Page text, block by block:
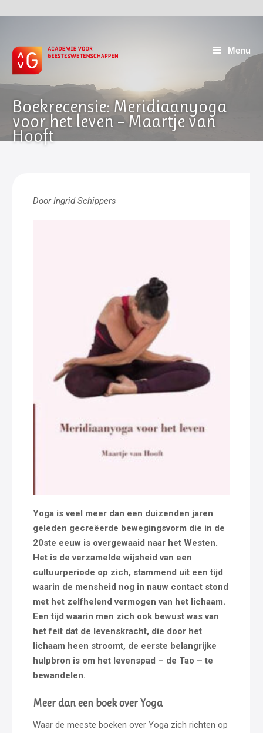
Menu
Boekrecensie: Meridiaanyoga
voor het leven – Maartje van
Hooft
Door Ingrid Schippers
Yoga is veel meer dan een duizenden jaren
geleden gecreëerde bewegingsvorm die in de
20ste eeuw is overgewaaid naar het Westen.
Het is de verzamelde wijsheid van een
cultuurperiode op zich, stammend uit een tijd
waarin de mensheid nog in nauw contact stond
met het zelfhelend vermogen van het lichaam.
Een tijd waarin men zich ook bewust was van
het feit dat de levenskracht, die door het
lichaam heen stroomt, de eerste belangrijke
hulpbron is om het levenspad – de Tao – te
bewandelen.
Meer dan een boek over Yoga
Waar de meeste boeken over Yoga zich richten op